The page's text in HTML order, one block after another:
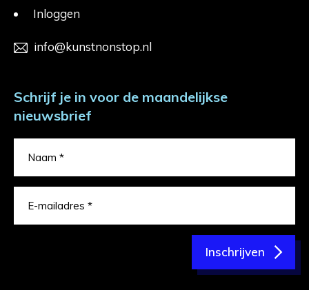
Inloggen
info@kunstnonstop.nl
Schrijf je in voor de maandelijkse
nieuwsbrief
Inschrijven